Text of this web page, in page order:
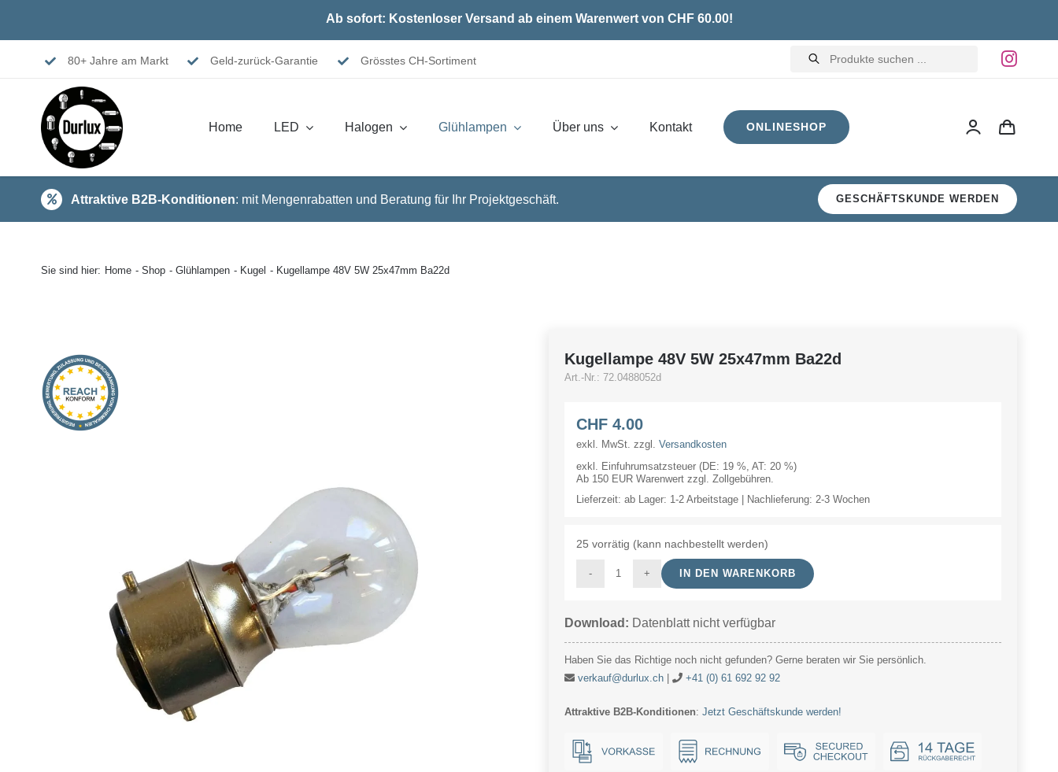
Ab sofort: Kostenloser Versand ab einem Warenwert von CHF 60.00!
80+ Jahre am Markt Geld-zurück-Garantie Grösstes CH-Sortiment
Products
search
Home LED Halogen Glühlampen Über uns Kontakt ONLINESHOP
Attraktive B2B-Konditionen: mit Mengenrabatten und Beratung für Ihr Projektgeschäft. GESCHÄFTSKUNDE WERDEN
Sie sind hier: Home Shop Glühlampen Kugel Kugellampe 48V 5W 25x47mm Ba22d
Kugellampe 48V 5W 25x47mm Ba22d
Art.-Nr.: 72.0488052d
CHF4.00
exkl. MwSt. zzgl. Versandkosten
exkl. Einfuhrumsatzsteuer (DE: 19 %, AT: 20 %)
Ab 150 EUR Warenwert zzgl. Zollgebühren.
Lieferzeit: ab Lager: 1-2 Arbeitstage | Nachlieferung: 2-3 Wochen
25 vorrätig (kann nachbestellt werden)
Kugellampe
5W
Ba22d
IN DEN WARENKORB
Download: Datenblatt nicht verfügbar
Haben Sie das Richtige noch nicht gefunden? Gerne beraten wir Sie persönlich.
verkauf@durlux.ch| +41 (0) 61 692 92 92
Attraktive B2B-Konditionen: Jetzt Geschäftskunde werden!